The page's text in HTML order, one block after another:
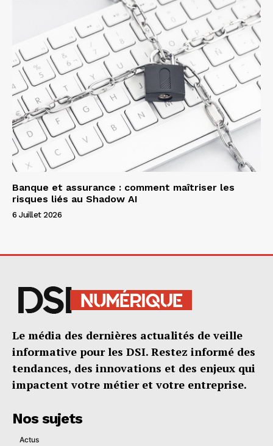
Banque et assurance : comment maîtriser les
risques liés au Shadow AI
6 Juillet 2026
Le média des dernières actualités de veille
informative pour les DSI. Restez informé des
tendances, des innovations et des enjeux qui
impactent votre métier et votre entreprise.
Nos sujets
Actus